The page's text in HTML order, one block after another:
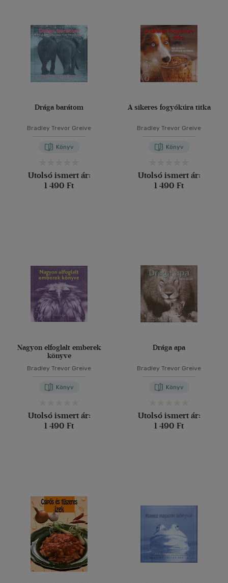
Drága barátom
Bradley Trevor Greive
Könyv
Utolsó ismert ár:
1 490 Ft
A sikeres fogyókúra titka
Bradley Trevor Greive
Könyv
Utolsó ismert ár:
1 490 Ft
Nagyon elfoglalt emberek
könyve
Bradley Trevor Greive
Könyv
Utolsó ismert ár:
1 490 Ft
Drága apa
Bradley Trevor Greive
Könyv
Utolsó ismert ár:
1 490 Ft